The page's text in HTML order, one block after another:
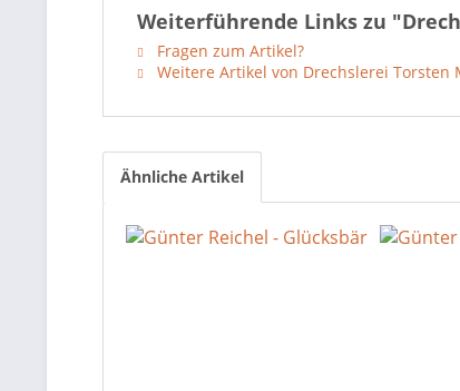
Weiterführende Links zu
Fragen zum Artikel?
Weitere Artikel von Drechslerei Torsten
Ähnliche Artikel